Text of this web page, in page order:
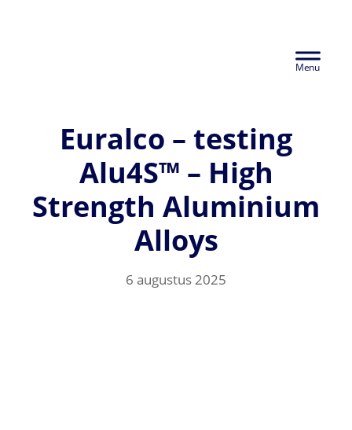
Header
Euralco – testing
Alu4S™ – High
Strength Aluminium
Alloys
6 augustus 2025